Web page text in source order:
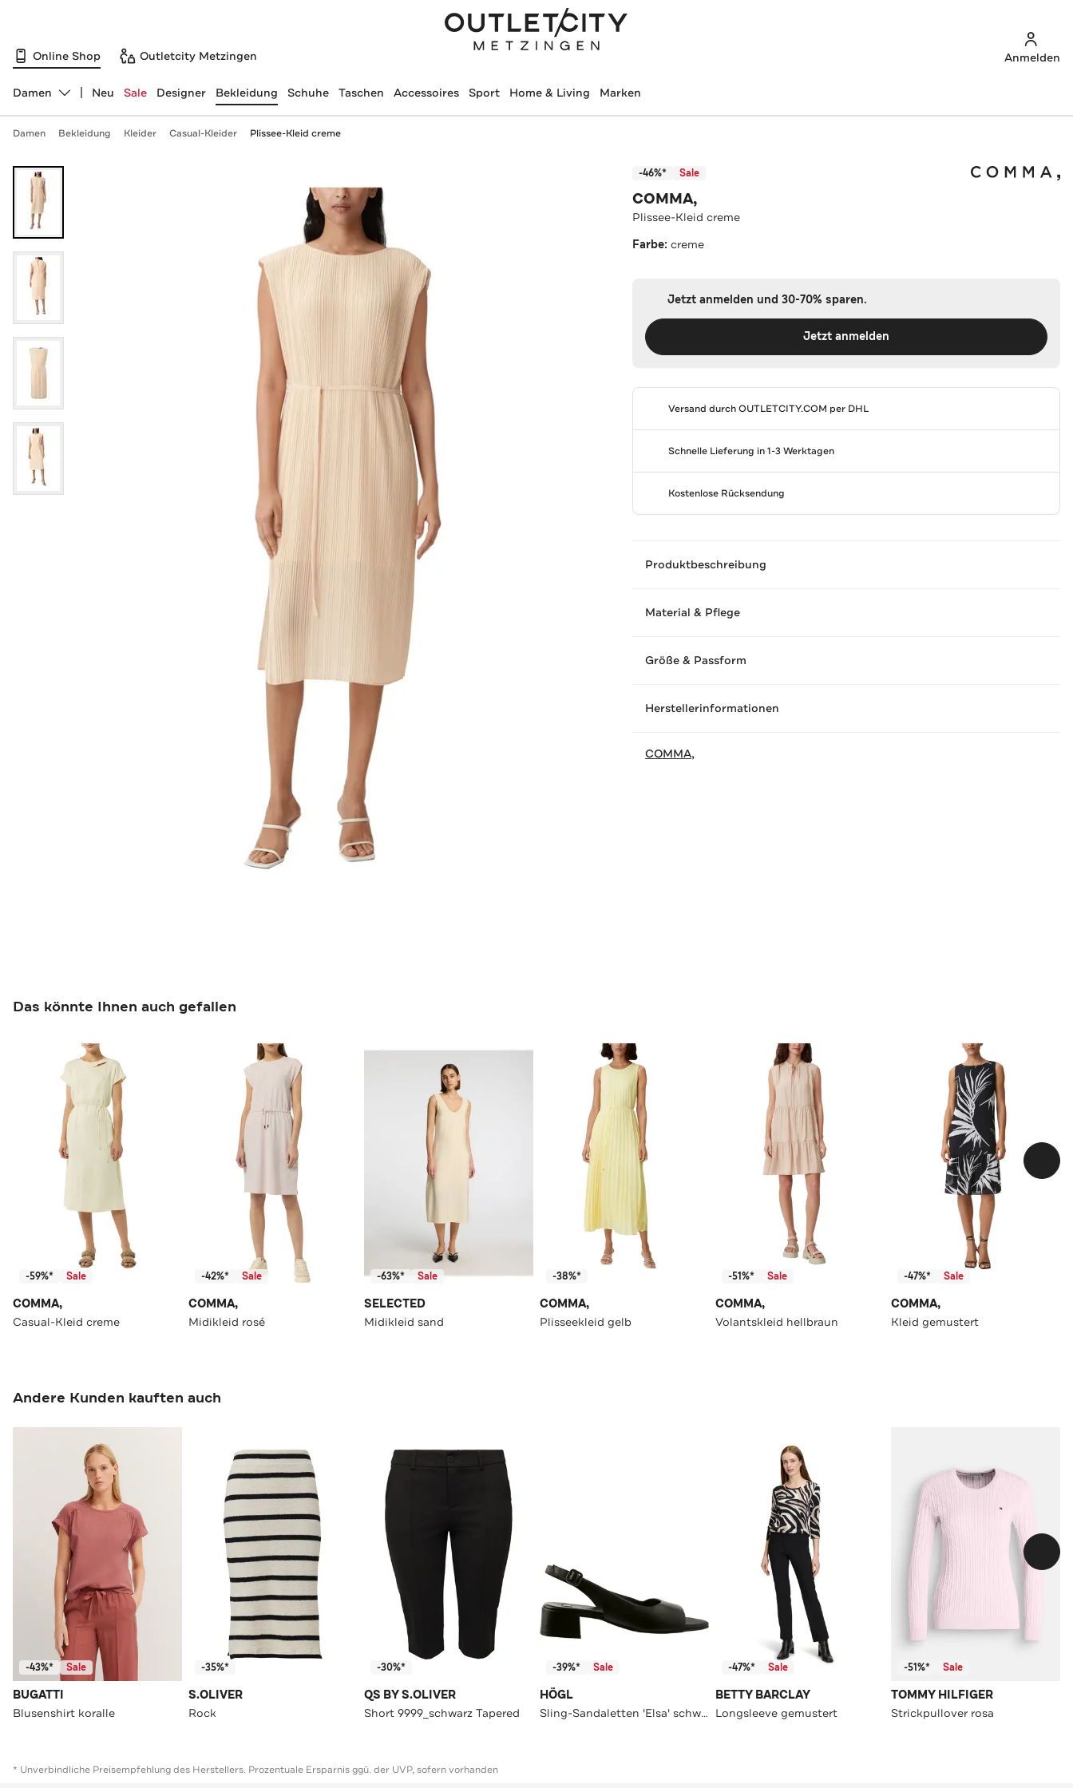
Online Shop Outletcity Metzingen Anmelden
Abteilung ändern, ausgewählt:
Damen Neu Sale Designer Bekleidung Schuhe Taschen Accessoires Sport Home & Living Marken
Damen Bekleidung Kleider Casual-Kleider Plissee-Kleid creme
-46%* Sale
COMMA,
Plissee-Kleid creme
Farbe:creme
Jetzt anmelden und 30-70% sparen.
Jetzt anmelden
Versand durchOUTLETCITY.COM per DHL
Schnelle Lieferung in 1-3 Werktagen
Kostenlose Rücksendung
Produktbeschreibung
Material & Pflege
Größe & Passform
Herstellerinformationen
COMMA,
Das könnte Ihnen auch gefallen
-59%* Sale
COMMA,
Casual-Kleid creme
-42%* Sale
COMMA,
Midikleid rosé
-63%* Sale
SELECTED
Midikleid sand
-38%*
COMMA,
Plisseekleid gelb
-51%* Sale
COMMA,
Volantskleid hellbraun
-47%* Sale
COMMA,
Kleid gemustert
Andere Kunden kauften auch
-43%* Sale
BUGATTI
Blusenshirt koralle
-35%*
S.OLIVER
Rock
-30%*
QS BY S.OLIVER
Short 9999_schwarz Tapered
-39%* Sale
HÖGL
Sling-Sandaletten 'Elsa' schwarz
-47%* Sale
BETTY BARCLAY
Longsleeve gemustert
-51%* Sale
TOMMY HILFIGER
Strickpullover rosa
* Unverbindliche Preisempfehlung des Herstellers. Prozentuale Ersparnis ggü. der UVP, sofern vorhanden